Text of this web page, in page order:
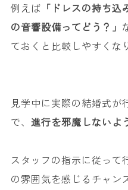
例えば 「ドレスの持ち
の音響設備ってどう？」
ておくと比較しやすくな
見学中に実際の結婚式が
で、 進行を邪魔しないよ
スタッフの指示に従って
の雰囲気を感じるチャン